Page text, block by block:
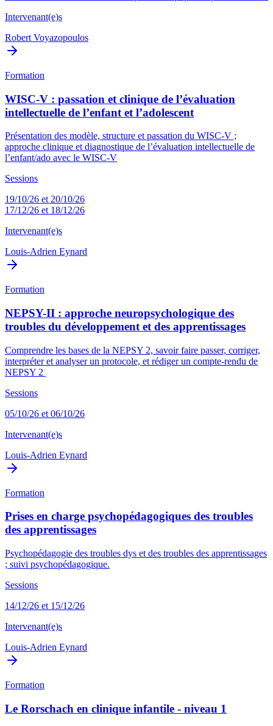
Intervenant(e)s
Robert Voyazopoulos
Formation
WISC-V : passation et clinique de l’évaluation
intellectuelle de l’enfant et l’adolescent
Présentation des modèle, structure et passation du WISC-V ;
approche clinique et diagnostique de l’évaluation intellectuelle de
l’enfant/ado avec le WISC-V
Sessions
19/10/26 et 20/10/26
17/12/26 et 18/12/26
Intervenant(e)s
Louis-Adrien Eynard
Formation
NEPSY-II : approche neuropsychologique des
troubles du développement et des apprentissages
Comprendre les bases de la NEPSY 2, savoir faire passer, corriger,
interpréter et analyser un protocole, et rédiger un compte-rendu de
NEPSY 2
Sessions
05/10/26 et 06/10/26
Intervenant(e)s
Louis-Adrien Eynard
Formation
Prises en charge psychopédagogiques des troubles
des apprentissages
Psychopédagogie des troubles dys et des troubles des apprentissages
; suivi psychopédagogique.
Sessions
14/12/26 et 15/12/26
Intervenant(e)s
Louis-Adrien Eynard
Formation
Le Rorschach en clinique infantile - niveau 1